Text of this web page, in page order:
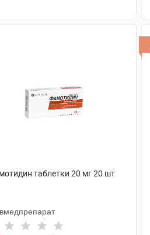
таблетки 20 мг 20 шт